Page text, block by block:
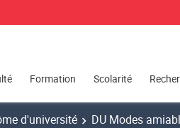
Formation Scolarité
d'université
DU Modes